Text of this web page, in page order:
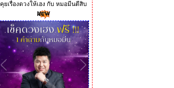
คุยเรื่องดวงให้เฮง กับ หมอมีนตีสิบ